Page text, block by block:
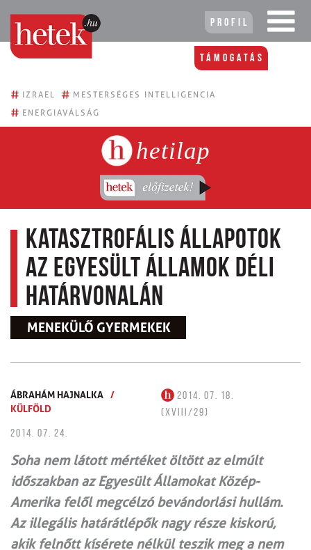
Profil
Támogatás
# IZRAEL # MESTERSÉGES INTELLIGENCIA
# ENERGIAVÁLSÁG
hetilap
Katasztrofális állapotok
az Egyesült Államok déli
határvonalán
MENEKÜLŐ GYERMEKEK
ÁBRAHÁM HAJNALKA /
KÜLFÖLD
2014. 07. 18.
(XVIII/29)
2014. 07. 24.
Soha nem látott mértéket öltött az elmúlt
időszakban az Egyesült Államokat Közép-
Amerika felől megcélzó bevándorlási hullám.
Az illegális határátlépők nagy része kiskorú,
akik felnőtt kísérete nélkül teszik meg a nem